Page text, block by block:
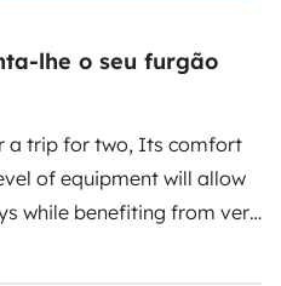
lhe o seu furgão
a trip for two, Its comfort
of equipment will allow
while benefiting from very
keeping your vehicle
you AT the airport.